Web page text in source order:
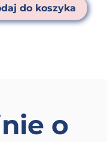
do koszyka
o